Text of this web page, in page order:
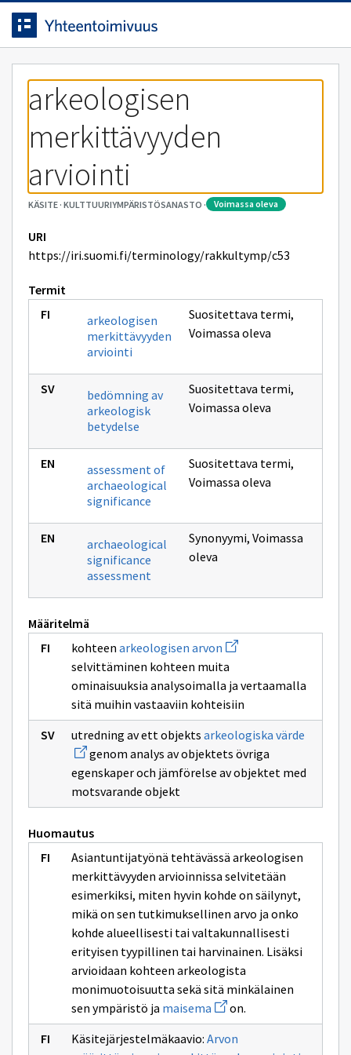
Siirrytty
sivulle
Siirry suoraan sisältöön.
arkeologisen
merkittävyyden
arviointi
KÄSITE· KULTTUURIYMPÄRISTÖSANASTO · voimassa oleva
URI
https://iri.suomi.fi/terminology/rakkultymp/c53
Termit
arkeologisen
merkittävyyden
arviointi
Suositettava termi,
Voimassa oleva
bedömning av
arkeologisk
betydelse
Suositettava termi,
Voimassa oleva
assessment of
archaeological
significance
Suositettava termi,
Voimassa oleva
archaeological
significance
assessment
Synonyymi, Voimassa
oleva
Määritelmä
kohteen arkeologisen arvon Avaa
uuden
ikkunan
sivulle
arkeologisen
arvon
selvittäminen kohteen muita
ominaisuuksia analysoimalla ja vertaamalla
sitä muihin vastaaviin kohteisiin
utredning av ett objekts arkeologiska värde
sivulle
genom analys av objektets övriga
egenskaper och jämförelse av objektet med
motsvarande objekt
Huomautus
Asiantuntijatyönä tehtävässä arkeologisen
merkittävyyden arvioinnissa selvitetään
esimerkiksi, miten hyvin kohde on säilynyt,
mikä on sen tutkimuksellinen arvo ja onko
kohde alueellisesti tai valtakunnallisesti
erityisen tyypillinen tai harvinainen. Lisäksi
arvioidaan kohteen arkeologista
monimuotoisuutta sekä sitä minkälainen
sen ympäristö ja maisema Avaa
uuden
ikkunan
sivulle
on.
Käsitejärjestelmäkaavio: Arvon